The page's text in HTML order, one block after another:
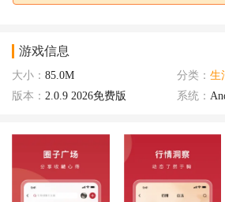
游戏信息
大小： 85.0M 分类： 生
版本： 2.0.9 2026免费版 系统：